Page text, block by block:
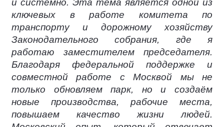
и системно. Эта тема является одной из
ключевых в работе комитета по
транспорту и дорожному хозяйству
Законодательного собрания, где я
работаю заместителем председателя.
Благодаря федеральной поддержке и
совместной работе с Москвой мы не
только обновляем парк, но и создаём
новые производства, рабочие места,
повышаем качество жизни людей.